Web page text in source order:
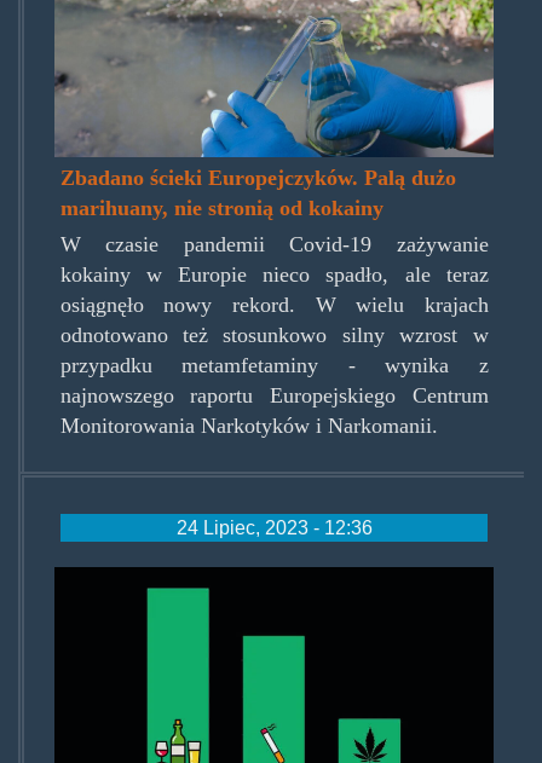
Zbadano ścieki Europejczyków. Palą dużo
marihuany, nie stronią od kokainy
W czasie pandemii Covid-19 zażywanie
kokainy w Europie nieco spadło, ale teraz
osiągnęło nowy rekord. W wielu krajach
odnotowano też stosunkowo silny wzrost w
przypadku metamfetaminy - wynika z
najnowszego raportu Europejskiego Centrum
Monitorowania Narkotyków i Narkomanii.
24 Lipiec, 2023 - 12:36
uzaleznienie-
papierosow-